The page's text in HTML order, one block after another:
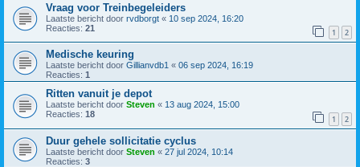
Vraag voor Treinbegeleiders
Laatste bericht door rvdborgt « 10 sep 2024, 16:20
Reacties: 21 1 2
Medische keuring
Laatste bericht door Gillianvdb1 « 06 sep 2024, 16:19
Reacties: 1
Ritten vanuit je depot
Laatste bericht door Steven « 13 aug 2024, 15:00
Reacties: 18 1 2
Duur gehele sollicitatie cyclus
Laatste bericht door Steven « 27 jul 2024, 10:14
Reacties: 3